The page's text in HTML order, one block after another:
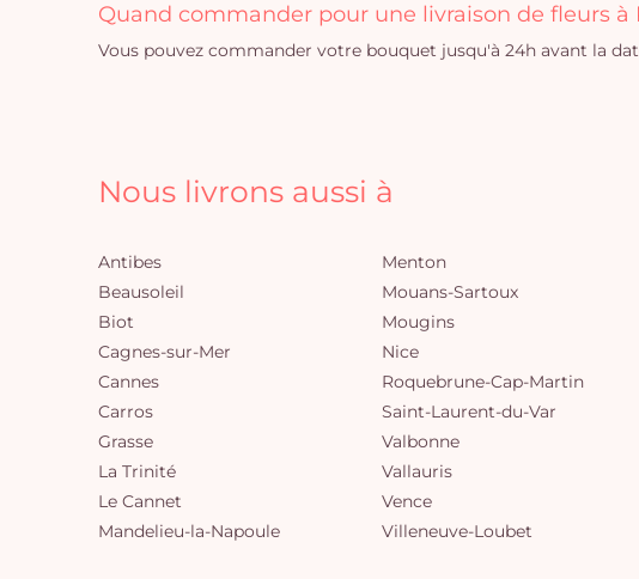
Quand commander pour une livraison de fleurs à
Vous pouvez commander votre bouquet jusqu'à 24h avant la
Nous livrons aussi à
Antibes
Beausoleil
Biot
Cagnes-sur-Mer
Cannes
Carros
Grasse
La Trinité
Le Cannet
Mandelieu-la-Napoule
Menton
Mouans-Sartoux
Mougins
Nice
Roquebrune-Cap-Martin
Saint-Laurent-du-Var
Valbonne
Vallauris
Vence
Villeneuve-Loubet